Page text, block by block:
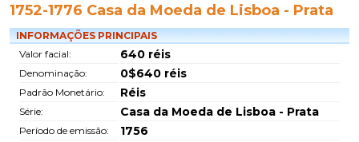
1752-1776 Casa da Moeda de Lisboa - Prata
INFORMAÇÕES PRINCIPAIS
Valor facial:
640 réis
Denominação: 0$640 réis
Padrão Monetário: Réis
Série: Casa da Moeda de Lisboa - Prata
Período de emissão: 1756